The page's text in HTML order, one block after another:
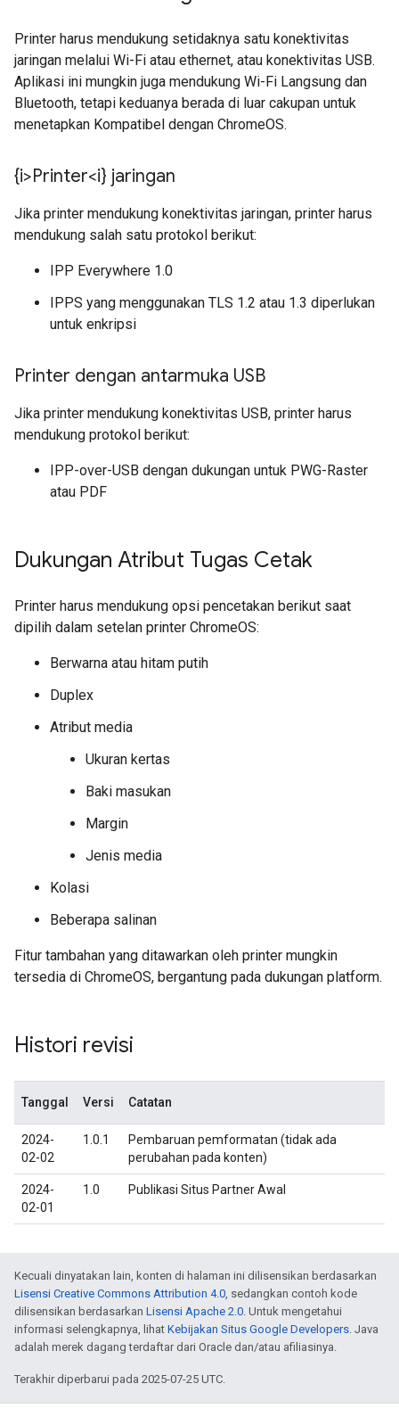
Printer harus mendukung setidaknya satu konektivitas
jaringan melalui Wi-Fi atau ethernet, atau konektivitas USB.
Aplikasi ini mungkin juga mendukung Wi-Fi Langsung dan
Bluetooth, tetapi keduanya berada di luar cakupan untuk
menetapkan Kompatibel dengan ChromeOS.
{i>Printer<i} jaringan
Jika printer mendukung konektivitas jaringan, printer harus
mendukung salah satu protokol berikut:
IPP Everywhere 1.0
IPPS yang menggunakan TLS 1.2 atau 1.3 diperlukan
untuk enkripsi
Printer dengan antarmuka USB
Jika printer mendukung konektivitas USB, printer harus
mendukung protokol berikut:
IPP-over-USB dengan dukungan untuk PWG-Raster
atau PDF
Dukungan Atribut Tugas Cetak
Printer harus mendukung opsi pencetakan berikut saat
dipilih dalam setelan printer ChromeOS:
Berwarna atau hitam putih
Duplex
Atribut media
Ukuran kertas
Baki masukan
Margin
Jenis media
Kolasi
Beberapa salinan
Fitur tambahan yang ditawarkan oleh printer mungkin
tersedia di ChromeOS, bergantung pada dukungan platform.
Histori revisi
Tanggal Versi Catatan
2024-
02-02
1.0.1
Pembaruan pemformatan (tidak ada
perubahan pada konten)
2024-
02-01
1.0 Publikasi Situs Partner Awal
Kecuali dinyatakan lain, konten di halaman ini dilisensikan berdasarkan
Lisensi Creative Commons Attribution 4.0, sedangkan contoh kode
dilisensikan berdasarkan Lisensi Apache 2.0. Untuk mengetahui
informasi selengkapnya, lihat Kebijakan Situs Google Developers. Java
adalah merek dagang terdaftar dari Oracle dan/atau afiliasinya.
Terakhir diperbarui pada 2025-07-25 UTC.